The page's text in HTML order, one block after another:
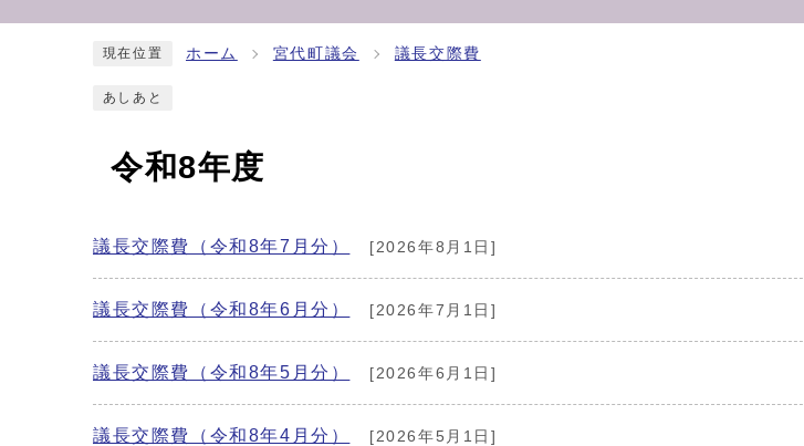
現在位置 ホーム 宮代町議会 議長交際費
あしあと
令和8年度
議長交際費（令和8年7月分） [2026年8月1日]
議長交際費（令和8年6月分） [2026年7月1日]
議長交際費（令和8年5月分） [2026年6月1日]
議長交際費（令和8年4月分） [2026年5月1日]